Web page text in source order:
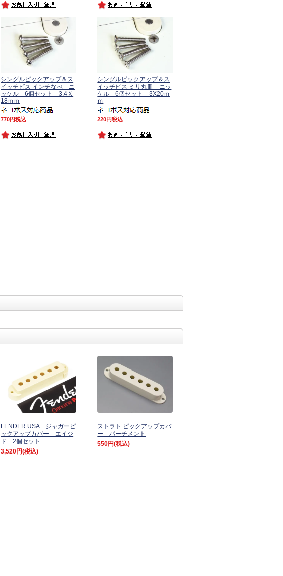
シングルピックアップ＆ス
イッチビス インチなべ ニ
ッケル 6個セット 3.4Ｘ
18ｍｍ
770 税込
シングルピックアップ＆ス
イッチビス ミリ丸皿 ニッ
ケル 6個セット 3X20ｍ
ｍ
220 税込
FENDER USA ジャガーピ
ックアップカバー エイジ
ド 2個セット
3,520円(税込)
ストラト ピックアップカバ
ー パーチメント
550円(税込)